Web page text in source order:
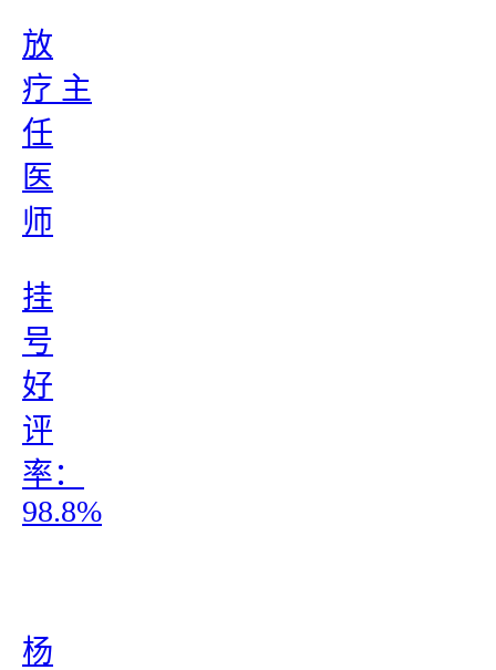
放
疗 主
任
医
师
挂
号
好
评
率：
98.8%
杨